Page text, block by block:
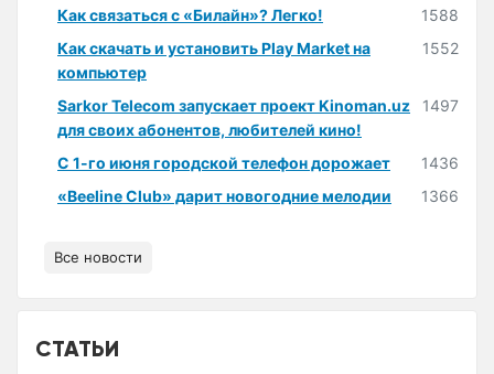
Как связаться с «Билайн»? Легко!
1588
Как скачать и установить Play Market на
компьютер
1552
Sarkor Telecom запускает проект Kinoman.uz
для своих абонентов, любителей кино!
1497
С 1-го июня городской телефон дорожает
1436
«Beeline Club» дарит новогодние мелодии
1366
Все новости
СТАТЬИ